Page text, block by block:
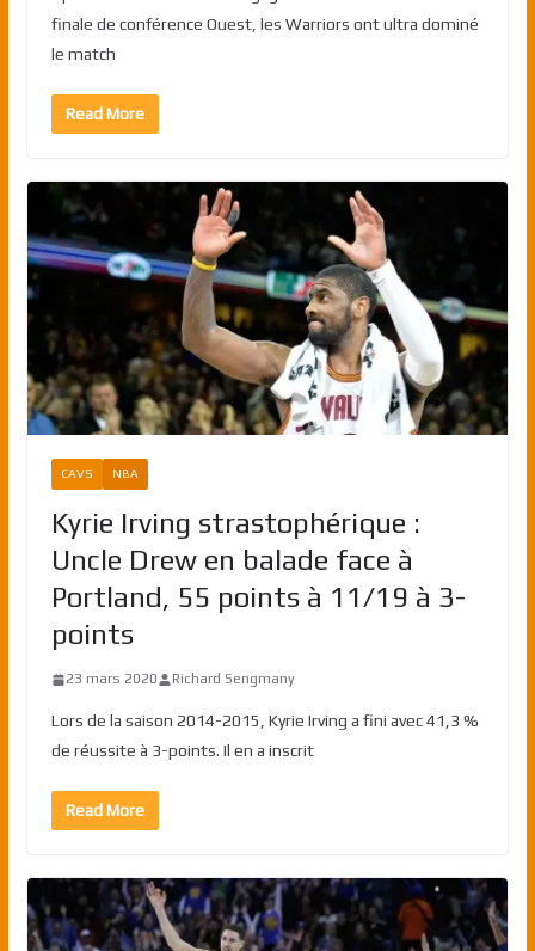
finale de conférence Ouest, les Warriors ont ultra dominé
le match
Read More
CAVS NBA
Kyrie Irving strastophérique :
Uncle Drew en balade face à
Portland, 55 points à 11/19 à 3-
points
23 mars 2020 Richard Sengmany
Lors de la saison 2014-2015, Kyrie Irving a fini avec 41,3 %
de réussite à 3-points. Il en a inscrit
Read More